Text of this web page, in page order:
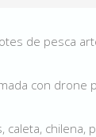
de pesca
con drone
chilena,